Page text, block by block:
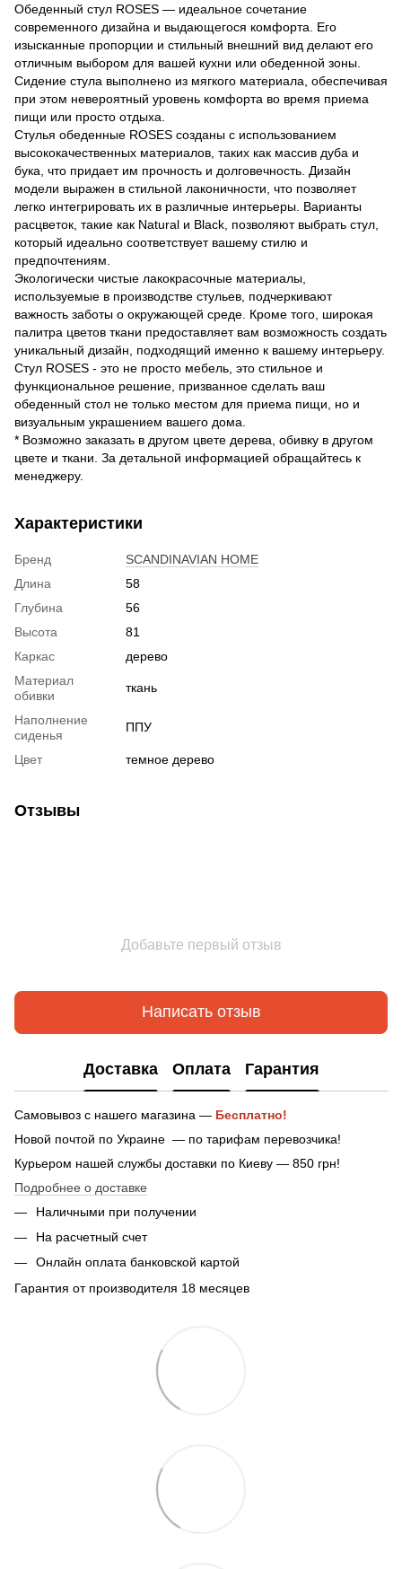
Обеденный стул ROSES — идеальное сочетание
современного дизайна и выдающегося комфорта. Его
изысканные пропорции и стильный внешний вид делают его
отличным выбором для вашей кухни или обеденной зоны.
Сидение стула выполнено из мягкого материала, обеспечивая
при этом невероятный уровень комфорта во время приема
пищи или просто отдыха.
Стулья обеденные ROSES созданы с использованием
высококачественных материалов, таких как массив дуба и
бука, что придает им прочность и долговечность. Дизайн
модели выражен в стильной лаконичности, что позволяет
легко интегрировать их в различные интерьеры. Варианты
расцветок, такие как Natural и Black, позволяют выбрать стул,
который идеально соответствует вашему стилю и
предпочтениям.
Экологически чистые лакокрасочные материалы,
используемые в производстве стульев, подчеркивают
важность заботы о окружающей среде. Кроме того, широкая
палитра цветов ткани предоставляет вам возможность создать
уникальный дизайн, подходящий именно к вашему интерьеру.
Стул ROSES - это не просто мебель, это стильное и
функциональное решение, призванное сделать ваш
обеденный стол не только местом для приема пищи, но и
визуальным украшением вашего дома.
* Возможно заказать в другом цвете дерева, обивку в другом
цвете и ткани. За детальной информацией обращайтесь к
менеджеру.
Характеристики
Бренд
SCANDINAVIAN HOME
Длина
58
Глубина
56
Высота
81
Каркас
дерево
Материал
обивки
ткань
Наполнение
сиденья
ППУ
Цвет темное дерево
Отзывы
Добавьте первый отзыв
Написать отзыв
Доставка Оплата Гарантия
Самовывоз с нашего магазина — Бесплатно!
Новой почтой по Украине — по тарифам перевозчика!
Курьером нашей службы доставки по Киеву — 850 грн!
Подробнее о доставке
Наличными при получении
На расчетный счет
Онлайн оплата банковской картой
Гарантия от производителя 18 месяцев